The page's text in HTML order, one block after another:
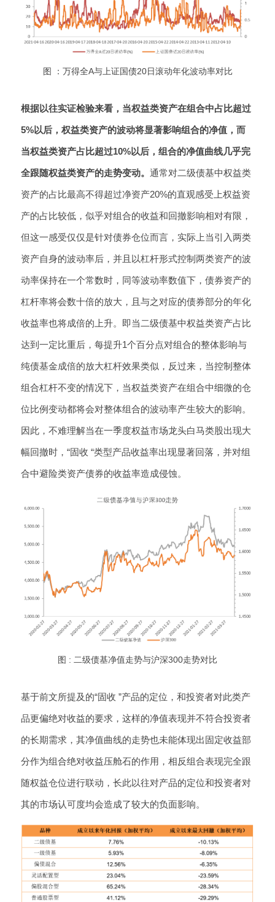
图 ：万得全A与上证国债20日滚动年化波动率对比
根据以往实证检验来看，当权益类资产在组合中占比超过
5%以后，权益类资产的波动将显著影响组合的净值，而
当权益类资产占比超过10%以后，组合的净值曲线几乎完
全跟随权益类资产的走势变动。 通常对二级债基中权益类
资产的占比最高不得超过净资产20%的直观感受上权益资
产的占比较低，似乎对组合的收益和回撤影响相对有限，
但这一感受仅仅是针对债券仓位而言，实际上当引入两类
资产自身的波动率后，并且以杠杆形式控制两类资产的波
动率保持在一个常数时，同等波动率数值下，债券资产的
杠杆率将会数十倍的放大，且与之对应的债券部分的年化
收益率也将成倍的上升。即当二级债基中权益类资产占比
达到一定比重后，每提升1个百分点对组合的整体影响与
纯债基金成倍的放大杠杆效果类似，反过来，当控制整体
组合杠杆不变的情况下，当权益类资产在组合中细微的仓
位比例变动都将会对整体组合的波动率产生较大的影响。
因此，不难理解当在一季度权益市场龙头白马类股出现大
幅回撤时，“固收 “类型产品收益率出现显著回落，并对组
合中避险类资产债券的收益率造成侵蚀。
图 : 二级债基净值走势与沪深300走势对比
基于前文所提及的“固收 ”产品的定位，和投资者对此类产
品更偏绝对收益的要求，这样的净值表现并不符合投资者
的长期需求，其净值曲线的走势也未能体现出固定收益部
分作为组合绝对收益压舱石的作用，相反组合表现完全跟
随权益仓位进行联动，长此以往对产品的定位和投资者对
其的市场认可度均会造成了较大的负面影响。